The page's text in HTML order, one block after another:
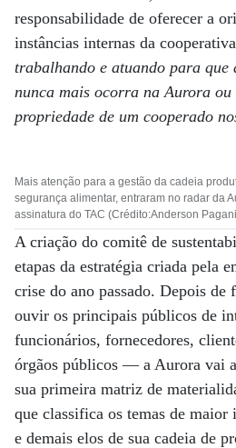
responsabilidade de oferecer a
instâncias internas da
trabalhando e atuando para que
nunca mais ocorra na Aurora ou
propriedade de um cooperado
Mais atenção para a gestão da cadeia
segurança alimentar, entraram no radar da
assinatura do TAC (Crédito:Anderson
A criação do comitê de
etapas da estratégia criada pela
crise do ano passado. Depois de
ouvir os principais públicos de
funcionários, fornecedores,
órgãos públicos — a Aurora vai
sua primeira matriz de
que classifica os temas de maior
e demais elos de sua cadeia de